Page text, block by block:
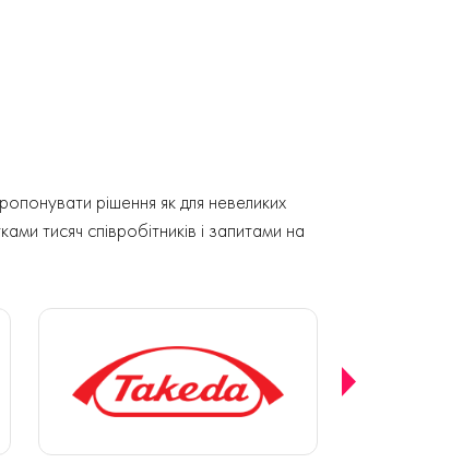
рішення як для невеликих
тисяч співробітників і запитами на